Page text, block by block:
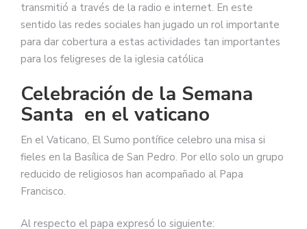
transmitió a través de la radio e internet. En este
sentido las redes sociales han jugado un rol importante
para dar cobertura a estas actividades tan importantes
para los feligreses de la iglesia católica
Celebración de la Semana
Santa en el vaticano
En el Vaticano, El Sumo pontífice celebro una misa si
fieles en la Basílica de San Pedro. Por ello solo un grupo
reducido de religiosos han acompañado al Papa
Francisco.
Al respecto el papa expresó lo siguiente: